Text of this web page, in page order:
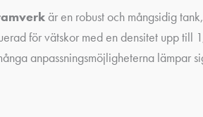
är en robust och mångsidig
för vätskor med en densitet upp
anpassningsmöjligheterna